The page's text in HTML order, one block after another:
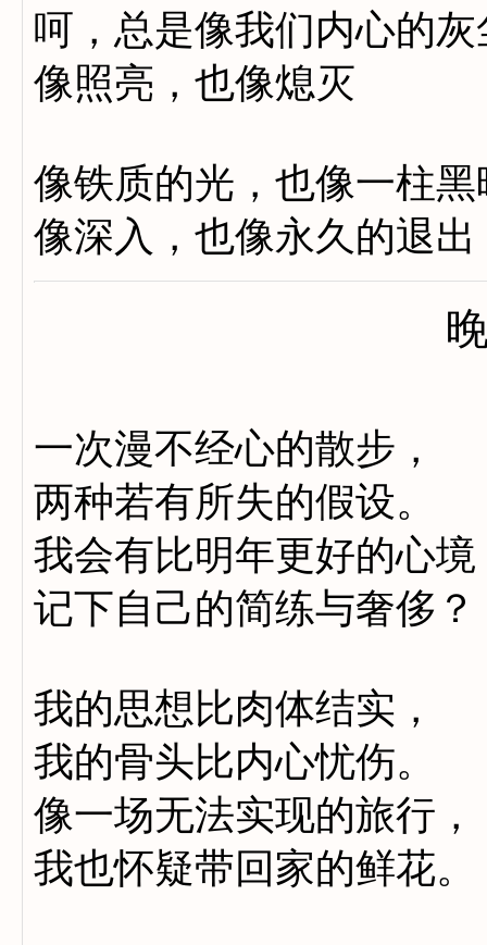
呵，总是像我们内心的灰
像照亮，也像熄灭
像铁质的光，也像一柱黑
像深入，也像永久的退出
一次漫不经心的散步，
两种若有所失的假设。
我会有比明年更好的心境
记下自己的简练与奢侈？
我的思想比肉体结实，
我的骨头比内心忧伤。
像一场无法实现的旅行，
我也怀疑带回家的鲜花。